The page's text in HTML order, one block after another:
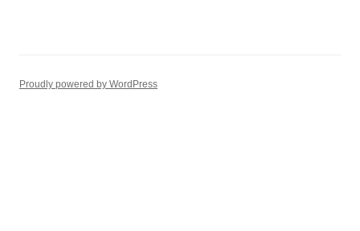
Proudly powered by WordPress